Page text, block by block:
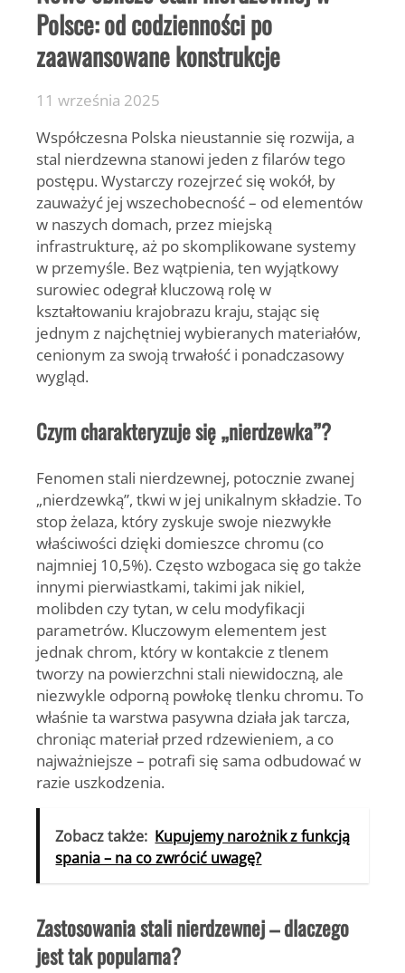
Polsce: od codzienności po
zaawansowane konstrukcje
11 września 2025
Współczesna Polska nieustannie się rozwija, a
stal nierdzewna stanowi jeden z filarów tego
postępu. Wystarczy rozejrzeć się wokół, by
zauważyć jej wszechobecność – od elementów
w naszych domach, przez miejską
infrastrukturę, aż po skomplikowane systemy
w przemyśle. Bez wątpienia, ten wyjątkowy
surowiec odegrał kluczową rolę w
kształtowaniu krajobrazu kraju, stając się
jednym z najchętniej wybieranych materiałów,
cenionym za swoją trwałość i ponadczasowy
wygląd.
Czym charakteryzuje się „nierdzewka”?
Fenomen stali nierdzewnej, potocznie zwanej
„nierdzewką”, tkwi w jej unikalnym składzie. To
stop żelaza, który zyskuje swoje niezwykłe
właściwości dzięki domieszce chromu (co
najmniej 10,5%). Często wzbogaca się go także
innymi pierwiastkami, takimi jak nikiel,
molibden czy tytan, w celu modyfikacji
parametrów. Kluczowym elementem jest
jednak chrom, który w kontakcie z tlenem
tworzy na powierzchni stali niewidoczną, ale
niezwykle odporną powłokę tlenku chromu. To
właśnie ta warstwa pasywna działa jak tarcza,
chroniąc materiał przed rdzewieniem, a co
najważniejsze – potrafi się sama odbudować w
razie uszkodzenia.
Zobacz także: Kupujemy narożnik z funkcją
spania – na co zwrócić uwagę?
Zastosowania stali nierdzewnej – dlaczego
jest tak popularna?